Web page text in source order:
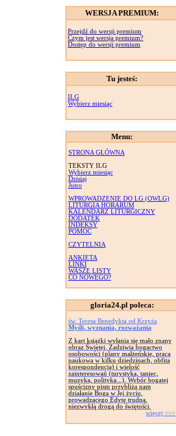
WERSJA PREMIUM:
Przejdź do wersji premium
Czym jest wersja premium?
Dostęp do wersji premium
Tu jesteś:
ILG
Wybierz miesiąc
Menu:
STRONA GŁÓWNA
TEKSTY ILG
Wybierz miesiąc
Dzisiaj
Jutro
WPROWADZENIE DO LG (OWLG)
LITURGIA HORARUM
KALENDARZ LITURGICZNY
DODATEK
INDEKSY
POMOC
CZYTELNIA
ANKIETA
LINKI
WASZE LISTY
CO NOWEGO?
gloria24.pl poleca:
św. Teresa Benedykta od Krzyża
Myśli, wyznania, rozważania
Z kart książki wyłania się mało znany
obraz Świętej. Zadziwia bogactwo
osobowości (plany małżeńskie, praca
naukowa w kilku dziedzinach, obfita
korespondencja) i wielość
zainteresowań (turystyka, taniec,
muzyka, polityka...). Wybór bogatej
spuścizny pism przybliża nam
działanie Boga w Jej życiu,
prowadzącego Edytę trudną,
niezwykłą drogą do świętości.
więcej >>>